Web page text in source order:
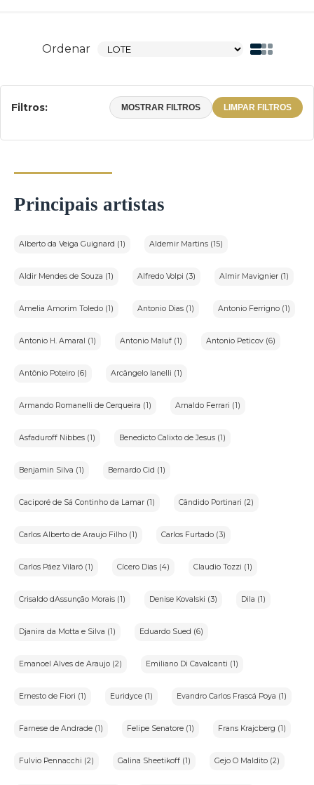
Ordenar
Filtros: MOSTRAR FILTROS LIMPAR FILTROS
Principais artistas
Alberto da Veiga Guignard (1) Aldemir Martins (15)
Aldir Mendes de Souza (1) Alfredo Volpi (3) Almir Mavignier (1)
Amelia Amorim Toledo (1) Antonio Dias (1) Antonio Ferrigno (1)
Antonio H. Amaral (1) Antonio Maluf (1) Antonio Peticov (6)
Antônio Poteiro (6) Arcângelo Ianelli (1)
Armando Romanelli de Cerqueira (1) Arnaldo Ferrari (1)
Asfaduroff Nibbes (1) Benedicto Calixto de Jesus (1)
Benjamin Silva (1) Bernardo Cid (1)
Caciporé de Sá Continho da Lamar (1) Cândido Portinari (2)
Carlos Alberto de Araujo Filho (1) Carlos Furtado (3)
Carlos Páez Vilaró (1) Cícero Dias (4) Claudio Tozzi (1)
Crisaldo dAssunção Morais (1) Denise Kovalski (3) Dila (1)
Djanira da Motta e Silva (1) Eduardo Sued (6)
Emanoel Alves de Araujo (2) Emiliano Di Cavalcanti (1)
Ernesto de Fiori (1) Euridyce (1) Evandro Carlos Frascá Poya (1)
Farnese de Andrade (1) Felipe Senatore (1) Frans Krajcberg (1)
Fulvio Pennacchi (2) Galina Sheetikoff (1) Gejo O Maldito (2)